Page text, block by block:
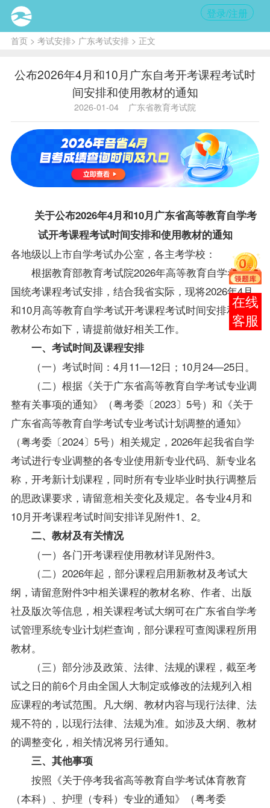
登录/注册
首页> 考试安排> 广东考试安排> 正文
公布2026年4月和10月广东自考开考课程考试时
间安排和使用教材的通知
2026-01-04 广东省教育考试院
关于公布2026年4月和10月广东省高等教育自学考
试开考课程考试时间安排和使用教材的通知
各地级以上市自学考试办公室，各主考学校：
根据教育部教育考试院2026年高等教育自学考试全
国统考课程考试安排，结合我省实际，现将2026年4月
和10月高等教育自学考试开考课程考试时间安排和使用
教材公布如下，请提前做好相关工作。
一、 考试时间及课程安排
（一）考试时间：4月11—12日；10月24—25日。
（二）根据《关于广东省高等教育自学考试专业调
整有关事项的通知》（粤考委〔2023〕5号）和《关于
广东省高等教育自学考试专业考试计划调整的通知》
（粤考委〔2024〕5号）相关规定，2026年起我省自学
考试进行专业调整的各专业使用新专业代码、新专业名
称，开考新计划课程，同时所有专业毕业时执行调整后
的思政课要求 ， 请留意相关变化及规定。各专业4月和
10月开考课程考试时间安排详见附件1、2。
二、 教材及有关情况
（一） 各门开考课程使用教材详见附件3。
（二） 2026年起，部分课程启用新教材及考试大
纲，请留意附件3中相关课程的教材名称、作者、出版
社及版次等信息，相关课程考试大纲可在广东省自学考
试管理系统专业计划栏查询，部分课程可查阅课程所用
教材。
（三） 部分涉及政策、 法律、法规的课程， 截至考
试之日的前6个月由全国人大制定或修改的法规列入相
应课程的考试范围。凡大纲、教材内容与现行法律、法
规不符的，以现行法律、法规为准。如涉及大纲、教材
的调整变化，相关情况将另行通知。
三、其他事项
按照《关于停考我省高等教育自学考试体育教育
（本科）、护理（专科）专业的通知》（粤考委
报考
咨询